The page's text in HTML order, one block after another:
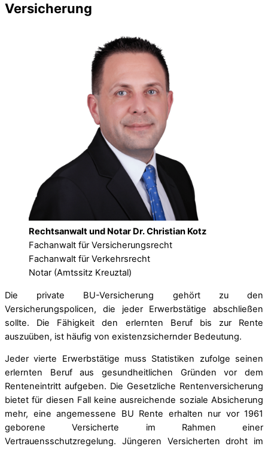
Versicherung
Rechtsanwalt und Notar Dr. Christian Kotz
Fachanwalt für Versicherungsrecht
Fachanwalt für Verkehrsrecht
Notar (Amtssitz Kreuztal)
Die private BU-Versicherung gehört zu den
Versicherungspolicen, die jeder Erwerbstätige abschließen
sollte. Die Fähigkeit den erlernten Beruf bis zur Rente
auszuüben, ist häufig von existenzsichernder Bedeutung.
Jeder vierte Erwerbstätige muss Statistiken zufolge seinen
erlernten Beruf aus gesundheitlichen Gründen vor dem
Renteneintritt aufgeben. Die Gesetzliche Rentenversicherung
bietet für diesen Fall keine ausreichende soziale Absicherung
mehr, eine angemessene BU Rente erhalten nur vor 1961
geborene Versicherte im Rahmen einer
Vertrauensschutzregelung. Jüngeren Versicherten droht im